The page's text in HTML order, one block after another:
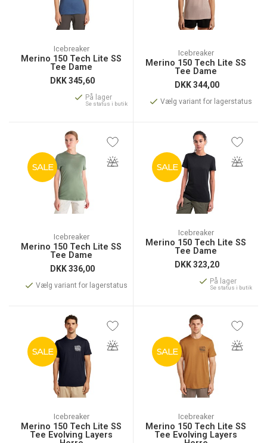
Icebreaker
Merino 150 Tech Lite SS
Tee Dame
DKK345,60
På lager
Se status i butik
Icebreaker
Merino 150 Tech Lite SS
Tee Dame
DKK344,00
Vælg variant for lagerstatus
SALE
Icebreaker
Merino 150 Tech Lite SS
Tee Dame
DKK336,00
Vælg variant for lagerstatus
SALE
Icebreaker
Merino 150 Tech Lite SS
Tee Dame
DKK323,20
På lager
Se status i butik
SALE
Icebreaker
Merino 150 Tech Lite SS
Tee Evolving Layers
SALE
Icebreaker
Merino 150 Tech Lite SS
Tee Evolving Layers